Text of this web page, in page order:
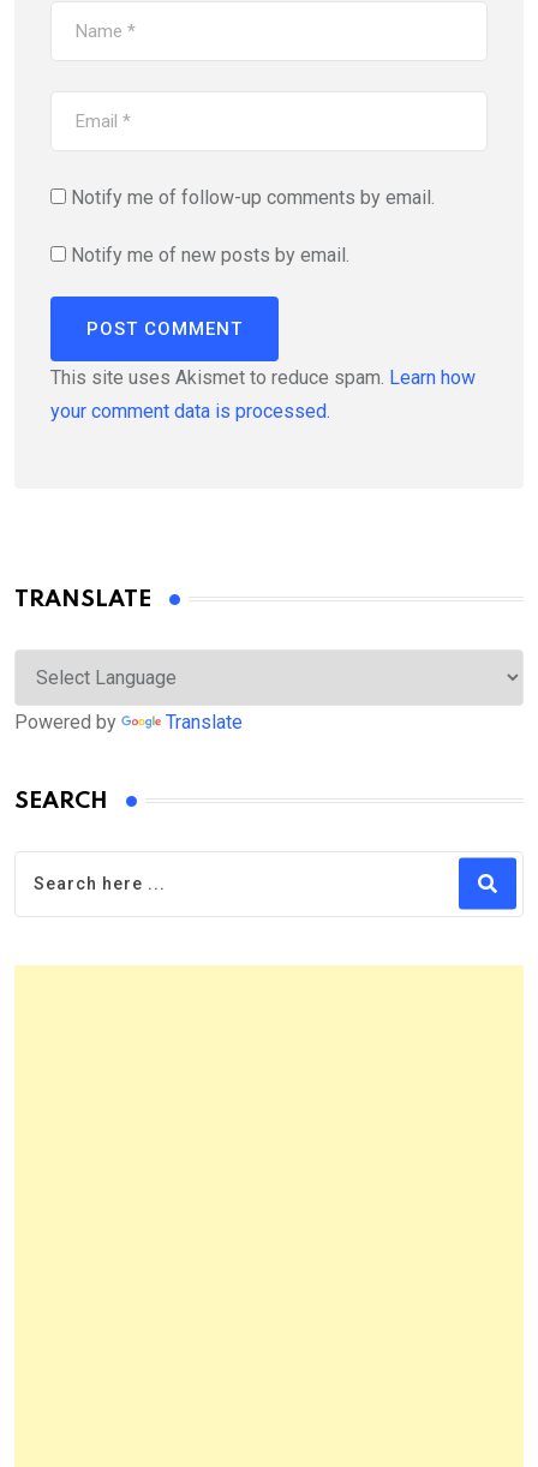
Notify me of follow-up comments by email.
Notify me of new posts by email.
This site uses Akismet to reduce spam. Learn how
your comment data is processed.
TRANSLATE
Powered by Translate
SEARCH